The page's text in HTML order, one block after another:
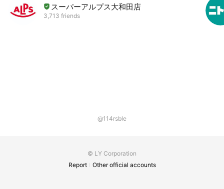
スーパーアルプス大和田店
3,713 friends
@114rsble
© LY Corporation
Report
Other official accounts